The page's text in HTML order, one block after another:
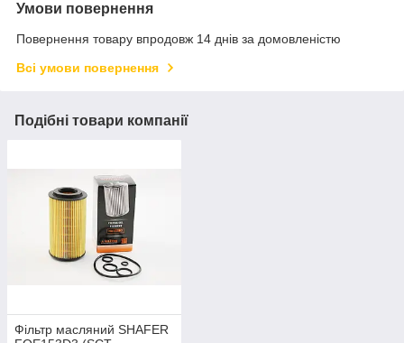
Умови повернення
Повернення товару впродовж 14 днів за домовленістю
Всі умови повернення
Подібні товари компанії
Фільтр масляний SHAFER